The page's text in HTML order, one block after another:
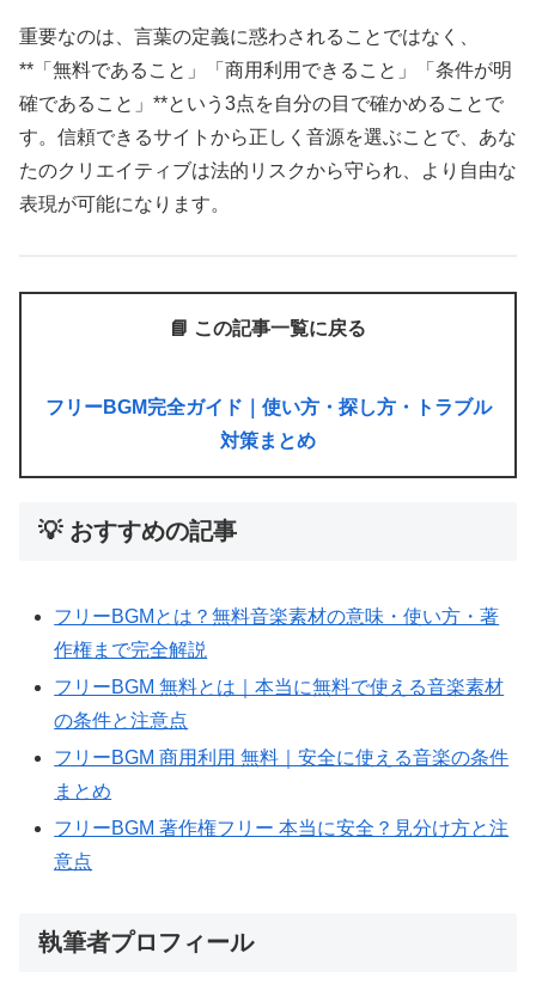
重要なのは、言葉の定義に惑わされることではなく、
**「無料であること」「商用利用できること」「条件が明
確であること」**という3点を自分の目で確かめることで
す。信頼できるサイトから正しく音源を選ぶことで、あな
たのクリエイティブは法的リスクから守られ、より自由な
表現が可能になります。
📘 この記事一覧に戻る
フリーBGM完全ガイド｜使い方・探し方・トラブル
対策まとめ
💡 おすすめの記事
フリーBGMとは？無料音楽素材の意味・使い方・著
作権まで完全解説
フリーBGM 無料とは｜本当に無料で使える音楽素材
の条件と注意点
フリーBGM 商用利用 無料｜安全に使える音楽の条件
まとめ
フリーBGM 著作権フリー 本当に安全？見分け方と注
意点
執筆者プロフィール